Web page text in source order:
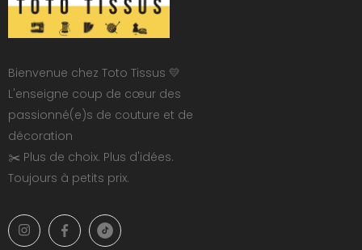
Bienvenue chez Toto Tissus 💛
L'enseigne coup de cœur des
passionné(e)s de couture et de
décoration
✂️ Plus de choix. Plus d'idées.
Toujours à petits prix.